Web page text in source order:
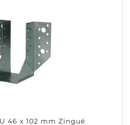
46 x 102 mm Zingué